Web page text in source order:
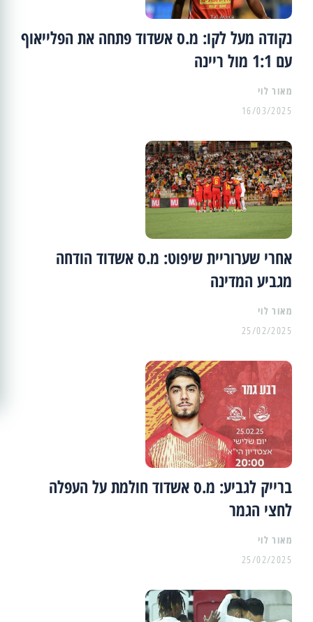
נקודה מעל לקו: מ.ס אשדוד פתחה את הפלייאוף
עם 1:1 מול ריינה
מאור לוי
16/03/2025
אחרי שערוריית שיפוט: מ.ס אשדוד הודחה
מגביע המדינה
מאור לוי
25/02/2025
ברייק לגביע: מ.ס אשדוד חולמת על העפלה
לחצי הגמר
מאור לוי
25/02/2025